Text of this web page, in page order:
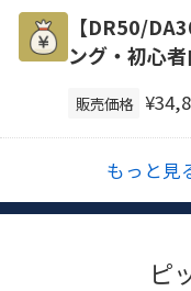
【DR50/
ング・初心
販売価格
もっと見
ピ